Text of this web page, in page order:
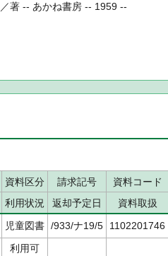
著 -- あかね書房 -- 1959 --
資料区分 請求記号
資料コード
利用状況 返却予定日
資料取扱
児童図書 /933/ナ19/5
1102201746
利用可